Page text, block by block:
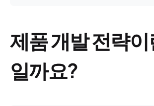
제품 개발 전략이
일까요?